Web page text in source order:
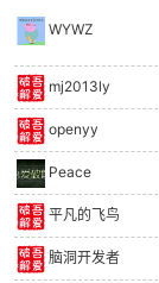
WYWZ
mj2013ly
openyy
Peace
平凡的飞鸟
脑洞开发者